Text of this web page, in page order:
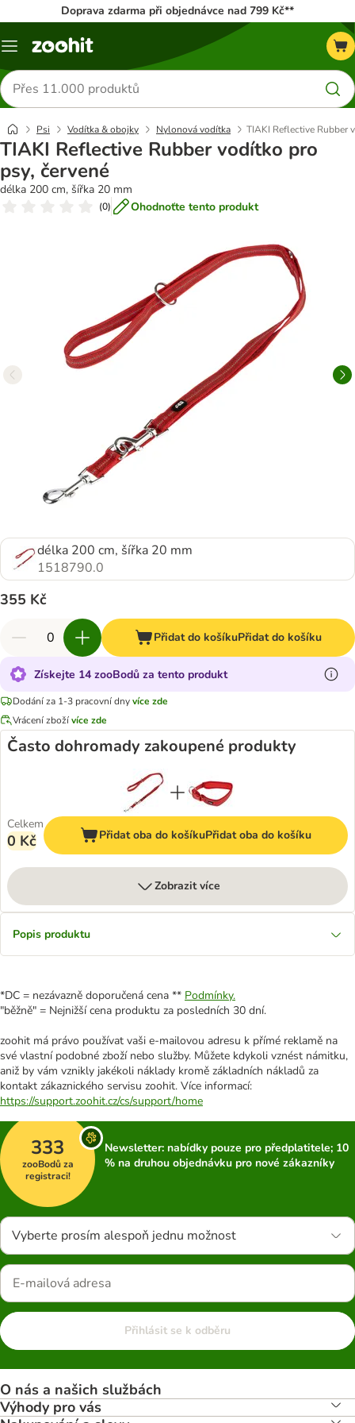
Doprava zdarma při objednávce nad 799 Kč**
Menu
Hledat
produkty
Psi Vodítka & obojky Nylonová vodítka TIAKI Reflective Rubber
TIAKI Reflective Rubber vodítko pro
psy, červené
délka 200 cm, šířka 20 mm
(0) Ohodnoťte tento produkt
délka 200 cm, šířka 20 mm
1518790.0
355 Kč
Přidat do košíkuPřidat do košíku
Získejte 14 zooBodů za tento produkt
Dodání za 1-3 pracovní dnyvíce zde
Vrácení zbožívíce zde
Často dohromady zakoupené produkty
Celkem
0 Kč Přidat oba do košíkuPřidat oba do košíku
Zobrazit více
Popis produktu
*DC = nezávazně doporučená cena ** Podmínky.
"běžně" = Nejnižší cena produktu za posledních 30 dní.
zoohit má právo používat vaši e-mailovou adresu k přímé reklamě na
své vlastní podobné zboží nebo služby. Můžete kdykoli vznést námitku,
aniž by vám vznikly jakékoli náklady kromě základních nákladů za
kontakt zákaznického servisu zoohit. Více informací:
https://support.zoohit.cz/cs/support/home
333
zooBodů za
registraci!
Newsletter: nabídky pouze pro předplatitele; 10
% na druhou objednávku pro nové zákazníky
Vyberte prosím alespoň jednu možnost
Přihlásit se k odběru
O nás a našich službách
Výhody pro vás